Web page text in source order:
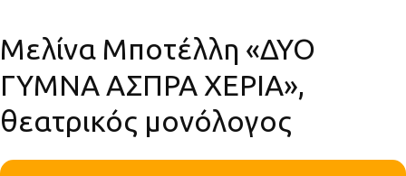
Μελίνα Μποτέλλη «ΔΥΟ
ΓΥΜΝΑ ΑΣΠΡΑ ΧΕΡΙΑ»,
θεατρικός μονόλογος